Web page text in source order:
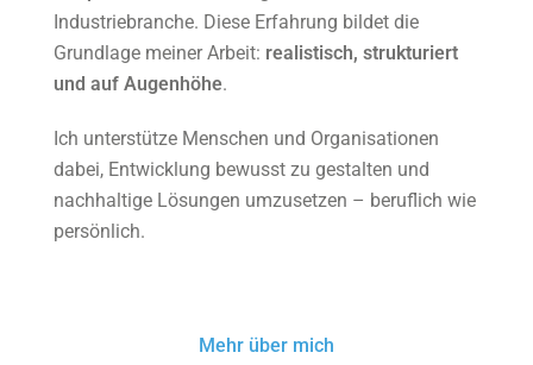
Industriebranche. Diese Erfahrung bildet die
Grundlage meiner Arbeit: realistisch, strukturiert
und auf Augenhöhe.
Ich unterstütze Menschen und Organisationen
dabei, Entwicklung bewusst zu gestalten und
nachhaltige Lösungen umzusetzen – beruflich wie
persönlich.
Mehr über mich